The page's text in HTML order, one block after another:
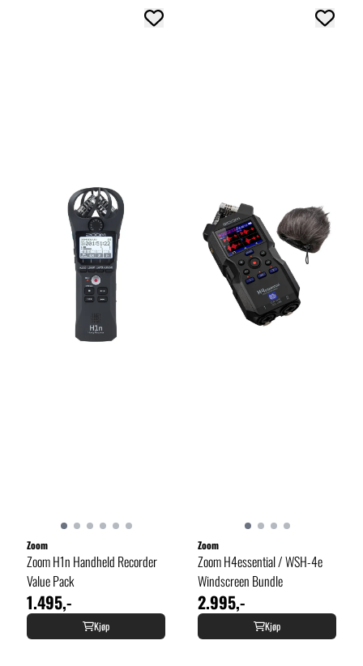
Zoom
Zoom H1n Handheld Recorder
Value Pack
1.495,-
Kjøp
Zoom
Zoom H4essential / WSH-4e
Windscreen Bundle
2.995,-
Kjøp